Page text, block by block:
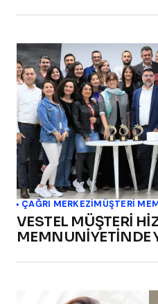
ÇAĞRI MERKEZIMÜŞTERI
VESTEL MÜŞTERİ
MEMNUNİYETİNDE